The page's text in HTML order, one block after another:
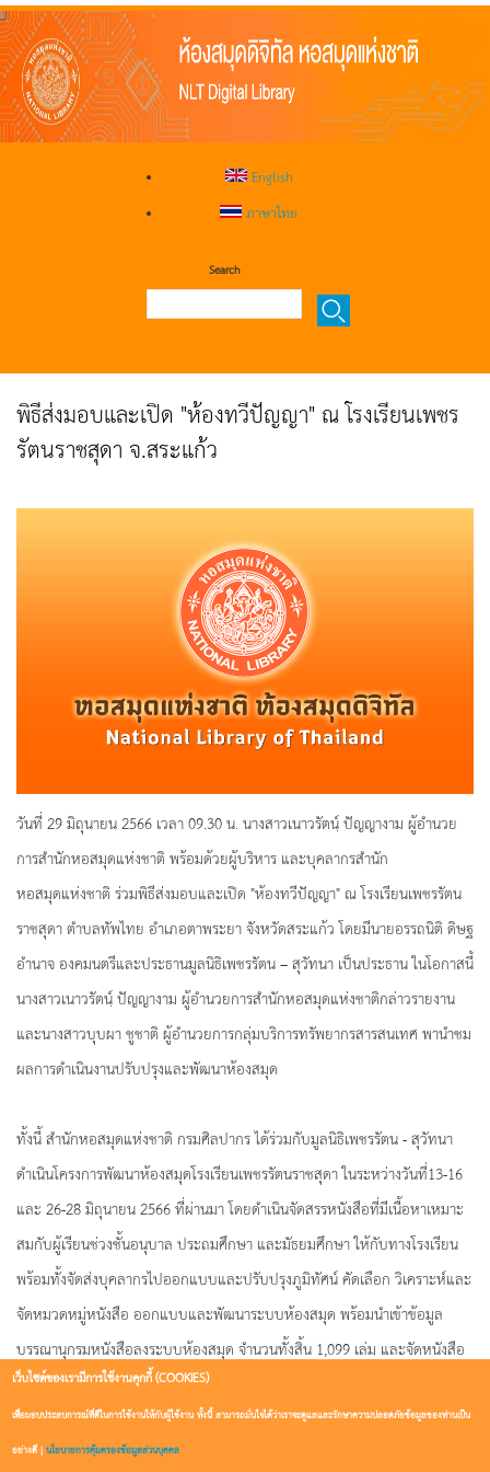
English
ภาษาไทย
Search
พิธีส่งมอบและเปิด "ห้องทวีปัญญา" ณ โรงเรียนเพชร
รัตนราชสุดา จ.สระแก้ว
วันที่ 29 มิถุนายน 2566 เวลา 09.30 น. นางสาวเนาวรัตนฺ์ ปัญญางาม ผู้อำนวย
การสำนักหอสมุดแห่งชาติ พร้อมด้วยผู้บริหาร และบุคลากรสำนัก
หอสมุดแห่งชาติ ร่วมพิธีส่งมอบและเปิด "ห้องทวีปัญญา" ณ โรงเรียนเพชรรัตน
ราชสุดา ตำบลทัพไทย อำเภอตาพระยา จังหวัดสระแก้ว โดยมีนายอรรถนิติ ดิษฐ
อำนาจ องคมนตรีและประธานมูลนิธิเพชรรัตน – สุวัทนา เป็นประธาน ในโอกาสนี้
นางสาวเนาวรัตนฺ์ ปัญญางาม ผู้อำนวยการสำนักหอสมุดแห่งชาติกล่าวรายงาน
และนางสาวบุบผา ชูชาติ ผู้อำนวยการกลุ่มบริการทรัพยากรสารสนเทศ พานำชม
ผลการดำเนินงานปรับปรุงและพัฒนาห้องสมุด
ทั้งนี้ สำนักหอสมุดแห่งชาติ กรมศิลปากร ได้ร่วมกับมูลนิธิเพชรรัตน - สุวัทนา
ดำเนินโครงการพัฒนาห้องสมุดโรงเรียนเพชรรัตนราชสุดา ในระหว่างวันที่13-16
และ 26-28 มิถุนายน 2566 ที่ผ่านมา โดยดำเนินจัดสรรหนังสือที่มีเนื้อหาเหมาะ
สมกับผู้เรียนช่วงชั้นอนุบาล ประถมศึกษา และมัธยมศึกษา ให้กับทางโรงเรียน
พร้อมทั้งจัดส่งบุคลากรไปออกแบบและปรับปรุงภูมิทัศน์ คัดเลือก วิเคราะห์และ
จัดหมวดหมู่หนังสือ ออกแบบและพัฒนาระบบห้องสมุด พร้อมนำเข้าข้อมูล
บรรณานุกรมหนังสือลงระบบห้องสมุด จำนวนทั้งสิ้น 1,099 เล่ม และจัดหนังสือ
ที่จัดหมวดหมู่แล้วขึ้นชั้นอีกกว่า 8,000 เล่ม ทั้งนี้ยังได้ติดตั้งบริการฐานข้อมูล
หนังสือ หนังสือพิมพ์ และนิตยสารอิเล็กทรอนิกส์ รวมถึงให้คำแนะนำเกี่ยวกับ
การบริหารจัดการห้องสมุดแก่คณะครูอีกด้วย
เว็บไซต์ของเรามีการใช้งานคุกกี้ (COOKIES)
เพื่อมอบประสบการณ์ที่ดีในการใช้งานให้กับผู้ใช้งาน ทั้งนี้ สามารถมั่นใจได้ว่าเราจะดูแลและรักษาความปลอดภัยข้อมูลของท่านเป็น
อย่างดี |นโยบายการคุ้มครองข้อมูลส่วนบุคคล